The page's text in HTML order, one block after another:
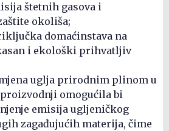
štetnih gasova i
okoliša;
domaćinstava na
i ekološki prihvatljiv
uglja prirodnim plinom u
omogućila bi
emisija ugljeničkog
zagađujućih materija, čime